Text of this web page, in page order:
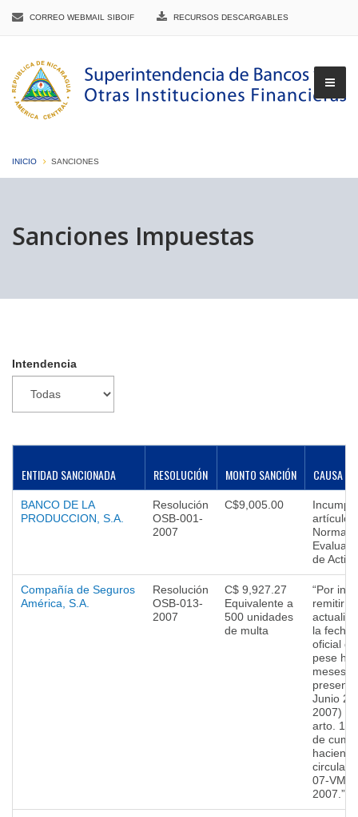
CORREO WEBMAIL SIBOIF RECURSOS DESCARGABLES
INICIO SANCIONES
Sanciones Impuestas
Intendencia
ENTIDAD SANCIONADA RESOLUCIÓN MONTO SANCIÓN CAUSA
BANCO DE LA
PRODUCCION, S.A.
Resolución
OSB-001-
2007
C$9,005.00
Norma
de
Compañía de Seguros
América, S.A.
Resolución
OSB-013-
2007
C$ 9,927.27
Equivalente a
500 unidades
de multa
“Por
remitir
la fecha
oficial
pese
meses
Junio
2007)
arto. 15
de
circular
07-
2007.”